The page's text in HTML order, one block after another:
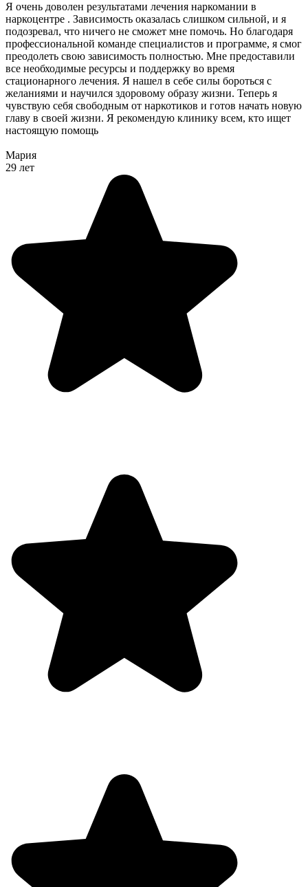
Я очень доволен результатами лечения наркомании в
наркоцентре . Зависимость оказалась слишком сильной, и я
подозревал, что ничего не сможет мне помочь. Но благодаря
профессиональной команде специалистов и программе, я смог
преодолеть свою зависимость полностью. Мне предоставили
все необходимые ресурсы и поддержку во время
стационарного лечения. Я нашел в себе силы бороться с
желаниями и научился здоровому образу жизни. Теперь я
чувствую себя свободным от наркотиков и готов начать новую
главу в своей жизни. Я рекомендую клинику всем, кто ищет
настоящую помощь
Мария
29 лет